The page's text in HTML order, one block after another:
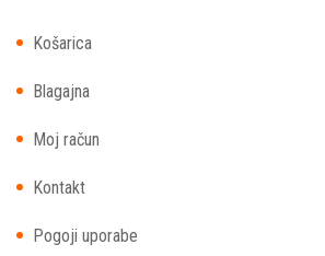
Košarica
Blagajna
Moj račun
Kontakt
Pogoji uporabe